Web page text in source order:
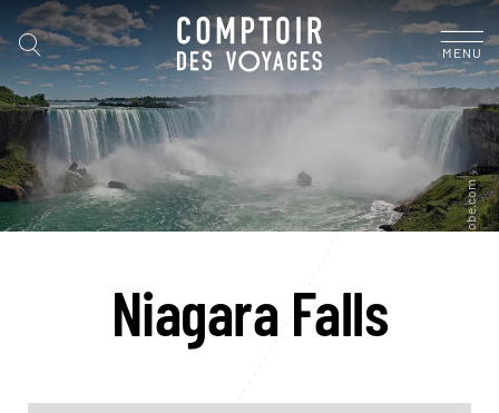
MENU
Niagara Falls